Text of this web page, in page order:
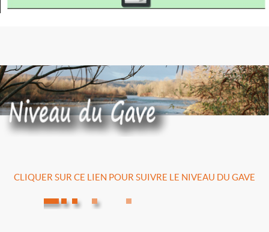
CLIQUER SUR CE LIEN POUR SUIVRE LE NIVEAU DU GAVE